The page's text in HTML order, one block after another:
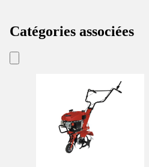
Catégories associées